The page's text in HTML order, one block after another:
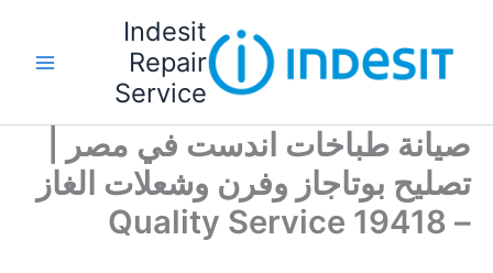
Indesit
Repair
Service
صيانة طباخات اندست في مصر |
تصليح بوتاجاز وفرن وشعلات الغاز
– 19418 Quality Service